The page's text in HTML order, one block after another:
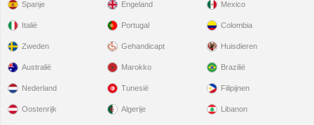
Spanje
Italië
Zweden
Engeland
Portugal
Gehandicapt
Mexico
Colombia
Huisdieren
Australië
Nederland
Oostenrijk
Marokko
Tunesië
Algerije
Brazilië
Filipijnen
Libanon